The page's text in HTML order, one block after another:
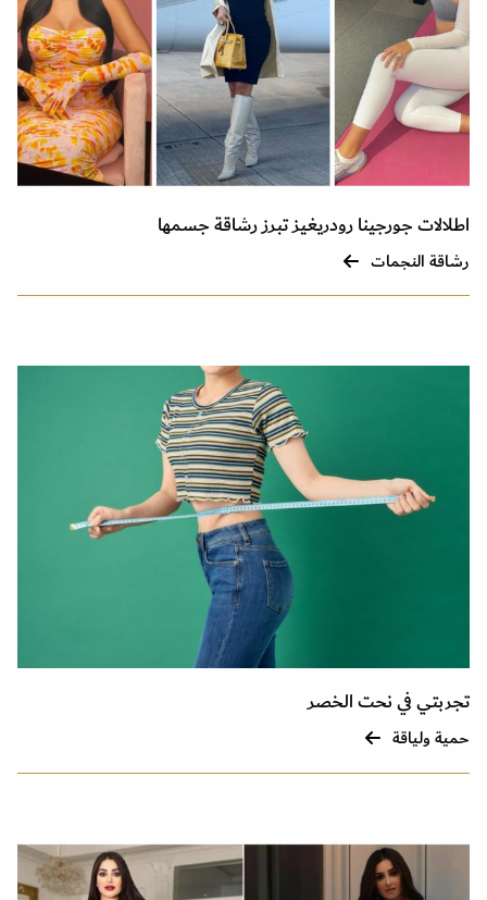
اطلالات جورجينا رودريغيز تبرز رشاقة جسمها
رشاقة النجمات
تجربتي في نحت الخصر
حمية ولياقة